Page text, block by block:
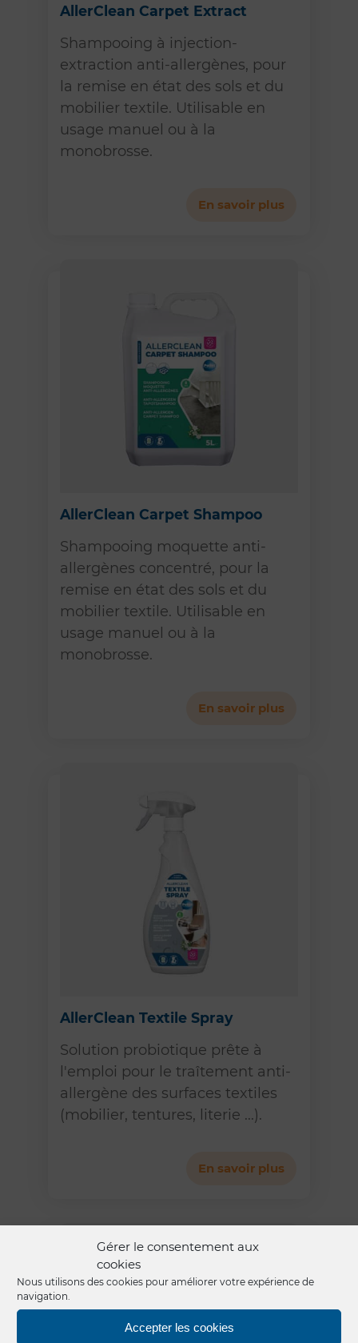
Gérer le consentement aux
cookies
Nous utilisons des cookies pour améliorer votre expérience de
navigation.
Accepter les cookies
AllerClean Carpet Extract
Shampooing à injection-
extraction anti-allergènes, pour
la remise en état des sols et du
mobilier textile. Utilisable en
usage manuel ou à la
monobrosse.
En savoir plus
AllerClean Carpet Shampoo
Shampooing moquette anti-
allergènes concentré, pour la
remise en état des sols et du
mobilier textile. Utilisable en
usage manuel ou à la
monobrosse.
En savoir plus
AllerClean Textile Spray
Solution probiotique prête à
l'emploi pour le traîtement anti-
allergène des surfaces textiles
(mobilier, tentures, literie ...).
En savoir plus